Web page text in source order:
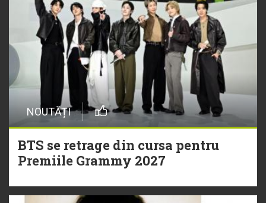
NOUTĂȚI
BTS se retrage din cursa pentru
Premiile Grammy 2027